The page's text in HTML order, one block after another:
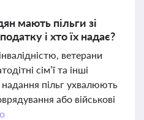
мають пільги зі
і хто їх надає?
ветерани
сім’ї та інші
надання пільг ухвалюють
або військові